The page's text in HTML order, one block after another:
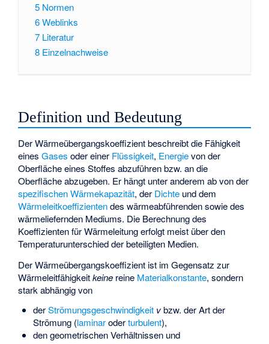
5 Normen
6Weblinks
7 Literatur
8 Einzelnachweise
Definition und Bedeutung
Der Wärmeübergangskoeffizient beschreibt die Fähigkeit
einesGases oder einer Flüssigkeit, Energievon der
Oberfläche eines Stoffes abzuführen bzw. an die
Oberfläche abzugeben. Er hängt unter anderem ab von der
spezifischen Wärmekapazität, der Dichte und dem
Wärmeleitkoeffizientendes wärmeabführenden sowie des
wärmeliefernden Mediums. Die Berechnung des
Koeffizienten für Wärmeleitung erfolgt meist über den
Temperaturunterschied der beteiligten Medien.
Der Wärmeübergangskoeffizient ist im Gegensatz zur
Wärmeleitfähigkeitkeine reine Materialkonstante, sondern
stark abhängig von
derStrömungsgeschwindigkeit vbzw. der Art der
Strömung (laminaroderturbulent),
den geometrischen Verhältnissen und